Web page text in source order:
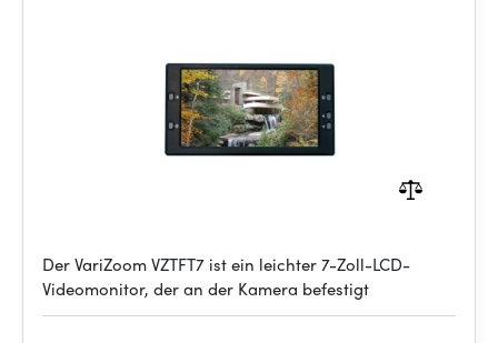
Der VariZoom VZTFT7 ist ein leichter 7-Zoll-LCD-
Videomonitor, der an der Kamera befestigt